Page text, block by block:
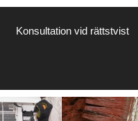
Konsultation vid rättstvist